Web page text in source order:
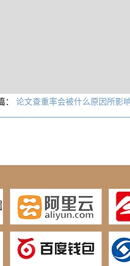
： 论文查重率会被什么原因所影